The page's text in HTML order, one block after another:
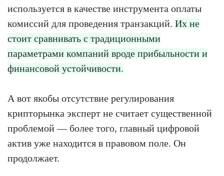
используется в качестве инструмента оплаты
комиссий для проведения транзакций. Их не
стоит сравнивать с традиционными
параметрами компаний вроде прибыльности и
финансовой устойчивости.
А вот якобы отсутствие регулирования
крипторынка эксперт не считает существенной
проблемой — более того, главный цифровой
актив уже находится в правовом поле. Он
продолжает.